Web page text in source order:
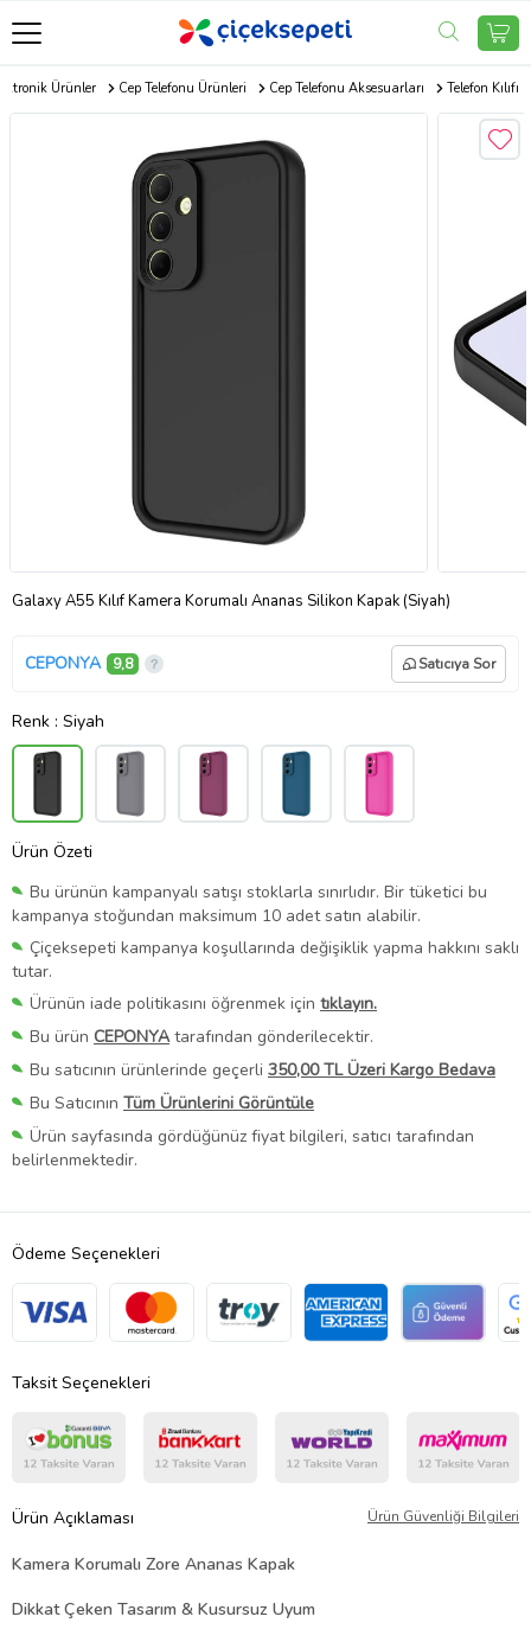
Ürünler Cep Telefonu Ürünleri Cep Telefonu Aksesuarları Telefon Kılıfı
Galaxy A55 Kılıf Kamera Korumalı Ananas Silikon Kapak (Siyah)
CEPONYA 9,8 Satıcıya Sor
Renk : Siyah
Ürün Özeti
Bu ürünün kampanyalı satışı stoklarla sınırlıdır. Bir tüketici bu
kampanya stoğundan maksimum 10 adet satın alabilir.
Çiçeksepeti kampanya koşullarında değişiklik yapma hakkını saklı
tutar.
Ürünün iade politikasını öğrenmek için tıklayın.
Bu ürün CEPONYAtarafından gönderilecektir.
Bu satıcının ürünlerinde geçerli 350,00 TL Üzeri Kargo Bedava
Bu Satıcının Tüm Ürünlerini Görüntüle
Ürün sayfasında gördüğünüz fiyat bilgileri, satıcı tarafından
belirlenmektedir.
Ödeme Seçenekleri
Taksit Seçenekleri
Ürün Açıklaması Ürün Güvenliği Bilgileri
Kamera Korumalı Zore Ananas Kapak
Dikkat Çeken Tasarım & Kusursuz Uyum